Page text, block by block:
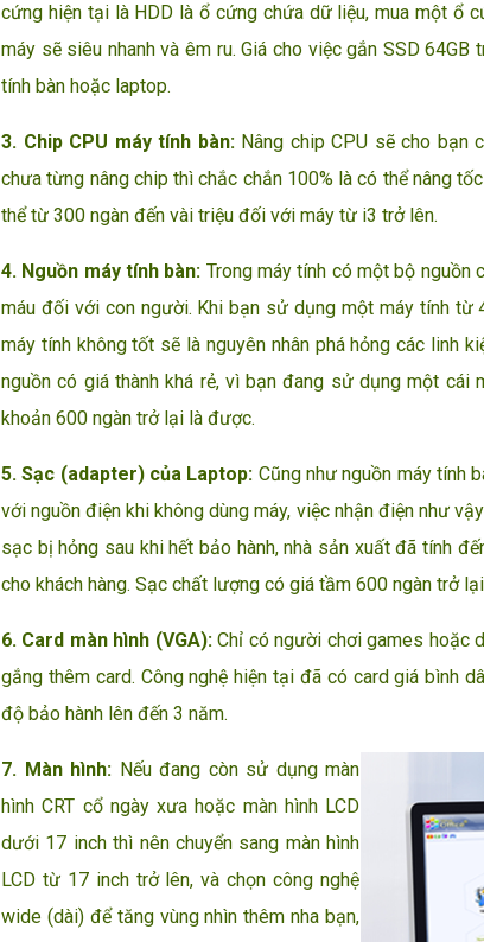
cứng hiện tại là HDD là ổ cứng chứa dữ liệu, mua một ổ
máy sẽ siêu nhanh và êm ru. Giá cho việc gắn SSD
tính bàn hoặc laptop.
3. Chip CPU máy tính bàn:Nâng chip CPU sẽ cho bạn
chưa từng nâng chip thì chắc chắn 100% là có thể nâng
thể từ 300 ngàn đến vài triệu đối với máy từ i3 trở lên.
4. Nguồn máy tính bàn: Trong máy tính có một bộ nguồn
máu đối với con người. Khi bạn sử dụng một máy tính từ
máy tính không tốt sẽ là nguyên nhân phá hỏng các linh
nguồn có giá thành khá rẻ, vì bạn đang sử dụng một cái
khoản 600 ngàn trở lại là được.
5. Sạc (adapter) của Laptop: Cũng như nguồn máy tính
với nguồn điện khi không dùng máy, việc nhận điện như
sạc bị hỏng sau khi hết bảo hành, nhà sản xuất đã tính
cho khách hàng. Sạc chất lượng có giá tầm 600 ngàn trở
6. Card màn hình (VGA):Chỉ có người chơi games hoặc
gắng thêm card. Công nghệ hiện tại đã có card giá bình
độ bảo hành lên đến 3 năm.
7. Màn hình: Nếu đang còn sử dụng màn
hình CRT cổ ngày xưa hoặc màn hình LCD
dưới 17 inch thì nên chuyển sang màn hình
LCD từ 17 inch trở lên, và chọn công nghệ
wide (dài) để tăng vùng nhìn thêm nha bạn,